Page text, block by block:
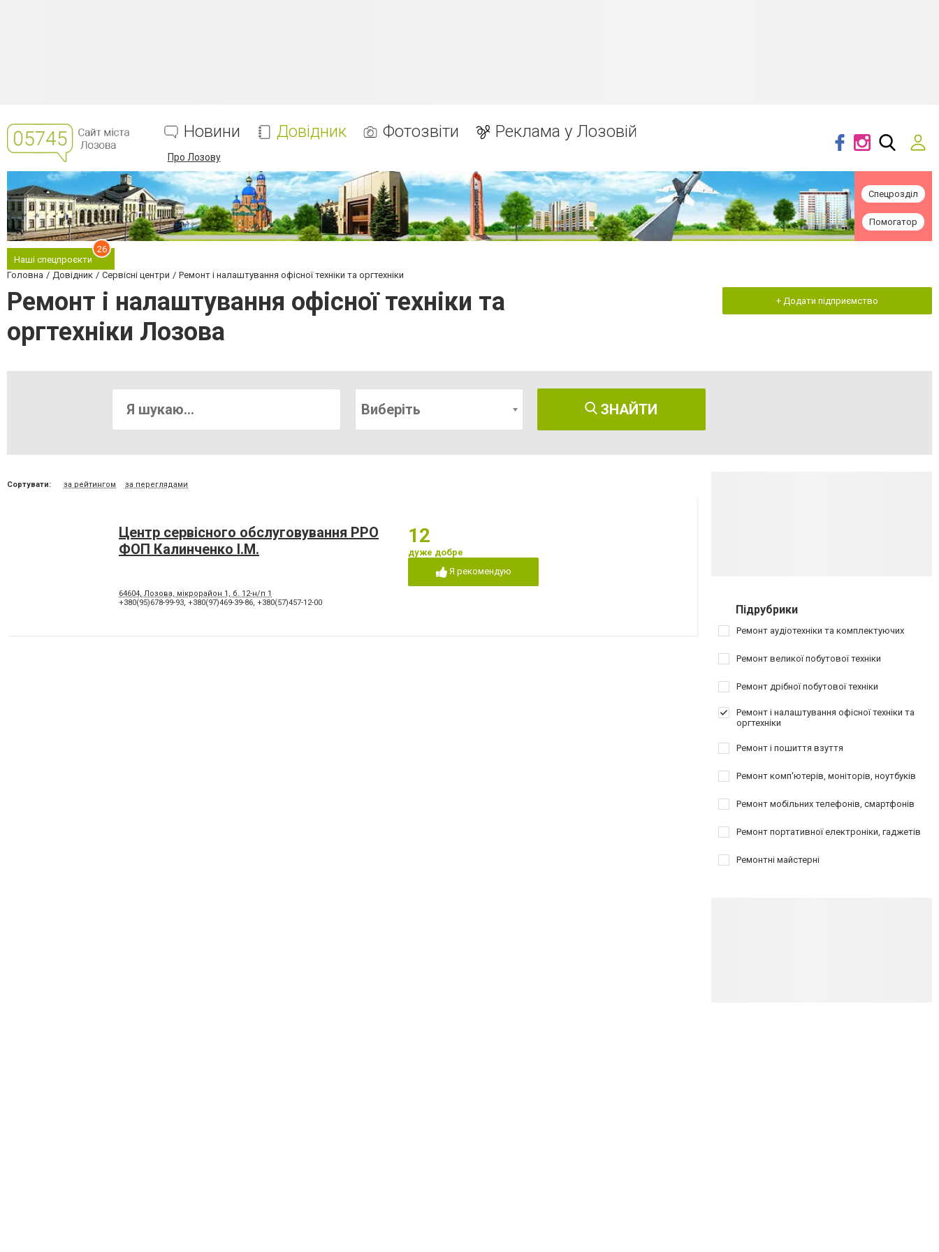
Новини Довідник Фотозвіти Реклама у Лозовій
Про Лозову
Спецрозділ
Помогатор
Наші спецпроєкти
26
Головна Довідник Сервісні центри Ремонт і налаштування офісної техніки та оргтехніки
Ремонт і налаштування офісної техніки та
оргтехніки Лозова
+ Додати підприємство
Виберіть ЗНАЙТИ
Сортувати: за рейтингом за переглядами
Центр сервісного обслуговування РРО
ФОП Калинченко І.М.
64604, Лозова, мікрорайон 1, б. 12-н/п 1
+380(95)678-99-93, +380(97)469-39-86, +380(57)457-12-00
12
дуже добре
Я рекомендую
Підрубрики
Ремонт аудіотехніки та комплектуючих
Ремонт великої побутової техніки
Ремонт дрібної побутової техніки
Ремонт і налаштування офісної техніки та
оргтехніки
Ремонт і пошиття взуття
Ремонт комп'ютерів, моніторів, ноутбуків
Ремонт мобільних телефонів, смартфонів
Ремонт портативної електроніки, гаджетів
Ремонтні майстерні